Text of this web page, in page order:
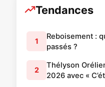
Tendances
1
Reboisement :
passés ?
2
Thélyson
2026 avec «